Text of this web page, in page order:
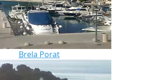
Brela Porat